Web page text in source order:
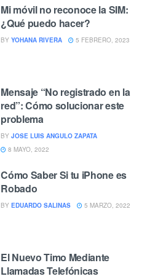
Mi móvil no reconoce la SIM:
¿Qué puedo hacer?
BY YOHANA RIVERA 5 FEBRERO, 2023
Mensaje “No registrado en la
red”: Cómo solucionar este
problema
BY JOSE LUIS ANGULO ZAPATA
8 MAYO, 2022
Cómo Saber Si tu iPhone es
Robado
BY EDUARDO SALINAS 5 MARZO, 2022
El Nuevo Timo Mediante
Llamadas Telefónicas